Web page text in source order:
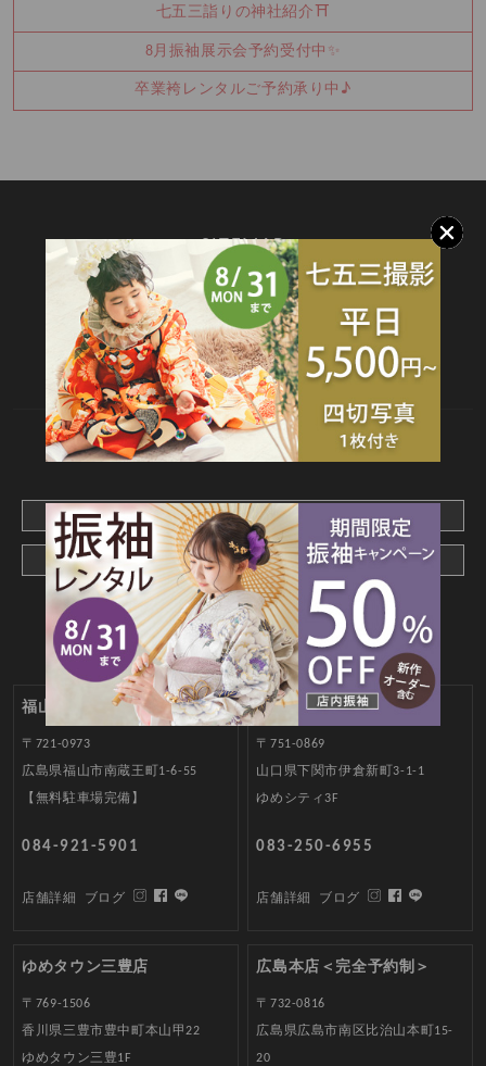
七五三詣りの神社紹介⛩️
8月振袖展示会予約受付中✨
卒業袴レンタルご予約承り中♪
SITEMAP
TOP 新着情報
撮影メニュー
料金・商品
キャンペーン
衣装カタログ
店舗情報
よくあるご質問
お問合せ
web撮影予約
CONTACT
webでご予約はこちら
メールでお問合わせ
福山南蔵王店
〒721-0973
広島県福山市南蔵王町1-6-55
【無料駐車場完備】
084-921-5901
店舗詳細 ブログ
ゆめシティ店
〒751-0869
山口県下関市伊倉新町3-1-1
ゆめシティ3F
083-250-6955
店舗詳細 ブログ
ゆめタウン三豊店
〒769-1506
香川県三豊市豊中町本山甲22
ゆめタウン三豊1F
広島本店＜完全予約制＞
〒732-0816
広島県広島市南区比治山本町15-
20